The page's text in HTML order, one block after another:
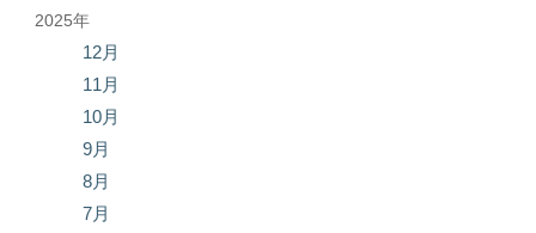
2025年
12月
11月
10月
9月
8月
7月